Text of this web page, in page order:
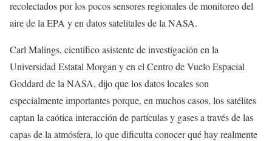
recolectados por los pocos sensores regionales de monitoreo del
aire de la EPA y en datos satelitales de la NASA.
Carl Malings, científico asistente de investigación en la
Universidad Estatal Morgan y en el Centro de Vuelo Espacial
Goddard de la NASA, dijo que los datos locales son
especialmente importantes porque, en muchos casos, los satélites
captan la caótica interacción de partículas y gases a través de las
capas de la atmósfera, lo que dificulta conocer qué hay realmente